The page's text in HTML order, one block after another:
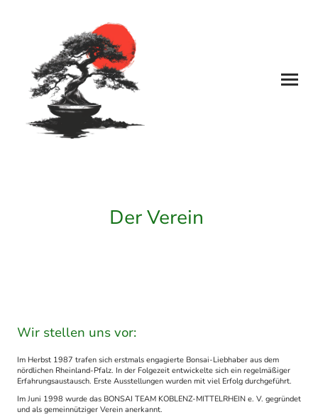
Der Verein
Wir stellen uns vor:
Im Herbst 1987 trafen sich erstmals engagierte Bonsai-Liebhaber aus dem
nördlichen Rheinland-Pfalz. In der Folgezeit entwickelte sich ein regelmäßiger
Erfahrungsaustausch. Erste Ausstellungen wurden mit viel Erfolg durchgeführt.
Im Juni 1998 wurde das BONSAI TEAM KOBLENZ-MITTELRHEIN e. V. gegründet
und als gemeinnütziger Verein anerkannt.